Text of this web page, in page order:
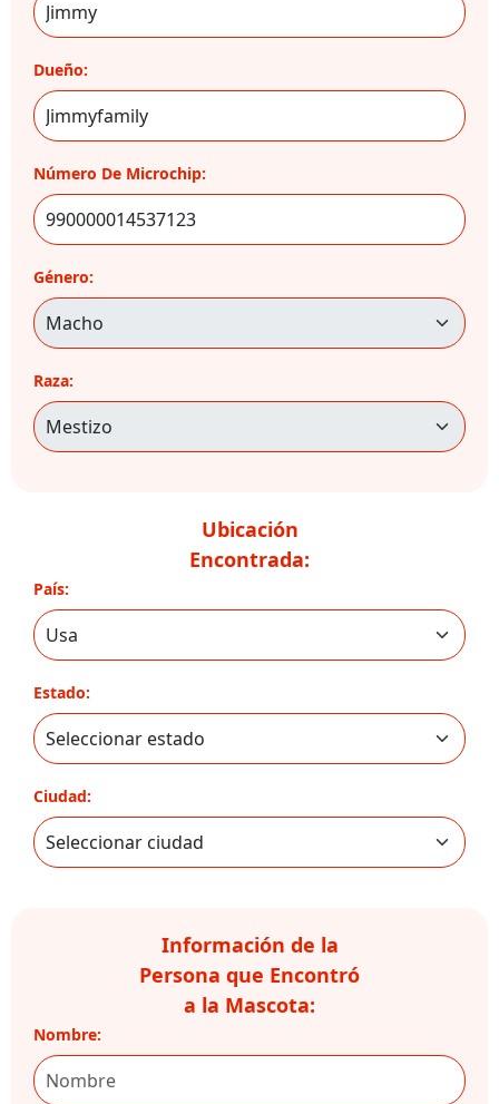
Dueño:
Número De Microchip:
Género:
Raza:
Ubicación
Encontrada:
País:
Estado:
Ciudad:
Información de la
Persona que Encontró
a la Mascota:
Nombre: